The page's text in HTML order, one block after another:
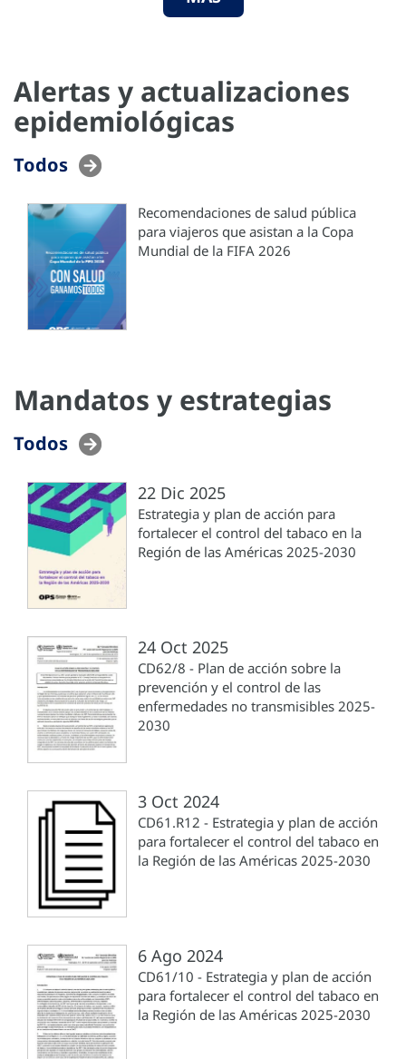
Alertas y actualizaciones
epidemiológicas
Todos
Recomendaciones de salud pública
para viajeros que asistan a la Copa
Mundial de la FIFA 2026
Mandatos y estrategias
Todos
22 Dic 2025
Estrategia y plan de acción para
fortalecer el control del tabaco en la
Región de las Américas 2025-2030
24 Oct 2025
CD62/8 - Plan de acción sobre la
prevención y el control de las
enfermedades no transmisibles 2025-
2030
3 Oct 2024
CD61.R12 - Estrategia y plan de acción
para fortalecer el control del tabaco en
la Región de las Américas 2025-2030
6 Ago 2024
CD61/10 - Estrategia y plan de acción
para fortalecer el control del tabaco en
la Región de las Américas 2025-2030